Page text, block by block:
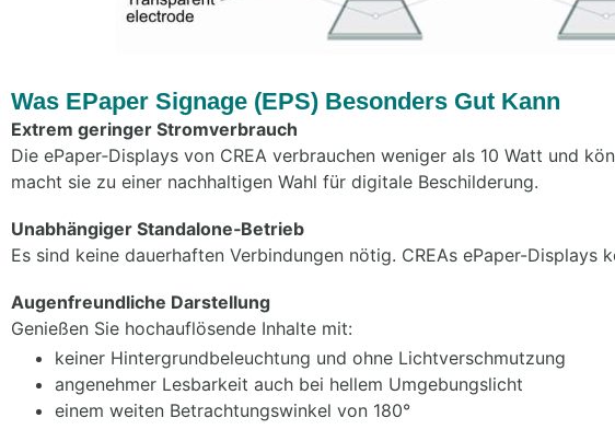
Was EPaper Signage (EPS) Besonders Gut Kann
Extrem geringer Stromverbrauch
Die ePaper‑Displays von CREA verbrauchen weniger als 10 Watt und
macht sie zu einer nachhaltigen Wahl für digitale Beschilderung.
Unabhängiger Standalone‑Betrieb
Es sind keine dauerhaften Verbindungen nötig. CREAs ePaper-
Augenfreundliche Darstellung
Genießen Sie hochauflösende Inhalte mit:
keiner Hintergrundbeleuchtung und ohne Lichtverschmutzung
angenehmer Lesbarkeit auch bei hellem Umgebungslicht
einem weiten Betrachtungswinkel von 180°